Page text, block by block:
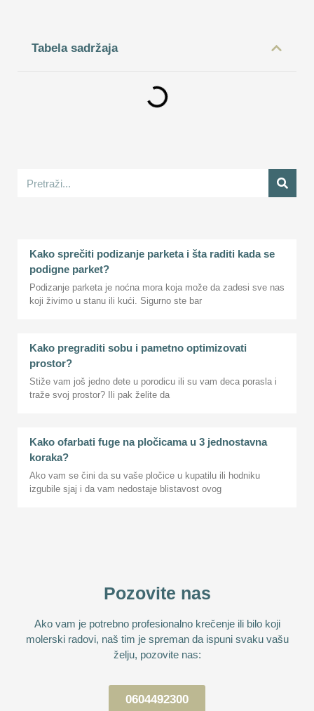
Tabela sadržaja
Kako sprečiti podizanje parketa i šta raditi kada se
podigne parket?
Podizanje parketa je noćna mora koja može da zadesi sve nas
koji živimo u stanu ili kući. Sigurno ste bar
Kako pregraditi sobu i pametno optimizovati
prostor?
Stiže vam još jedno dete u porodicu ili su vam deca porasla i
traže svoj prostor? Ili pak želite da
Kako ofarbati fuge na pločicama u 3 jednostavna
koraka?
Ako vam se čini da su vaše pločice u kupatilu ili hodniku
izgubile sjaj i da vam nedostaje blistavost ovog
Pozovite nas
Ako vam je potrebno profesionalno krečenje ili bilo koji
molerski radovi, naš tim je spreman da ispuni svaku vašu
želju, pozovite nas:
0604492300